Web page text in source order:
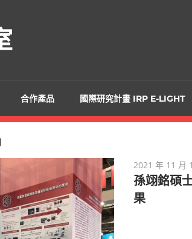
合作產品 國際研究計畫 IRP E-LIGHT
2021 年 11 月
孫翊銘碩
果